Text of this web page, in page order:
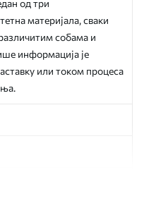
од три
материјала, сваки
собама и
информација је
или током процеса